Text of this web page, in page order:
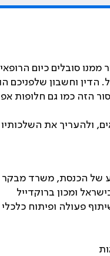
סובלים כיום
הדין וחשבון
הזה כמו גם חלופות
ולהעריך את
של הכנסת, משרד מבקר
ומכון ברוקדייל
פעולה ופיתוח